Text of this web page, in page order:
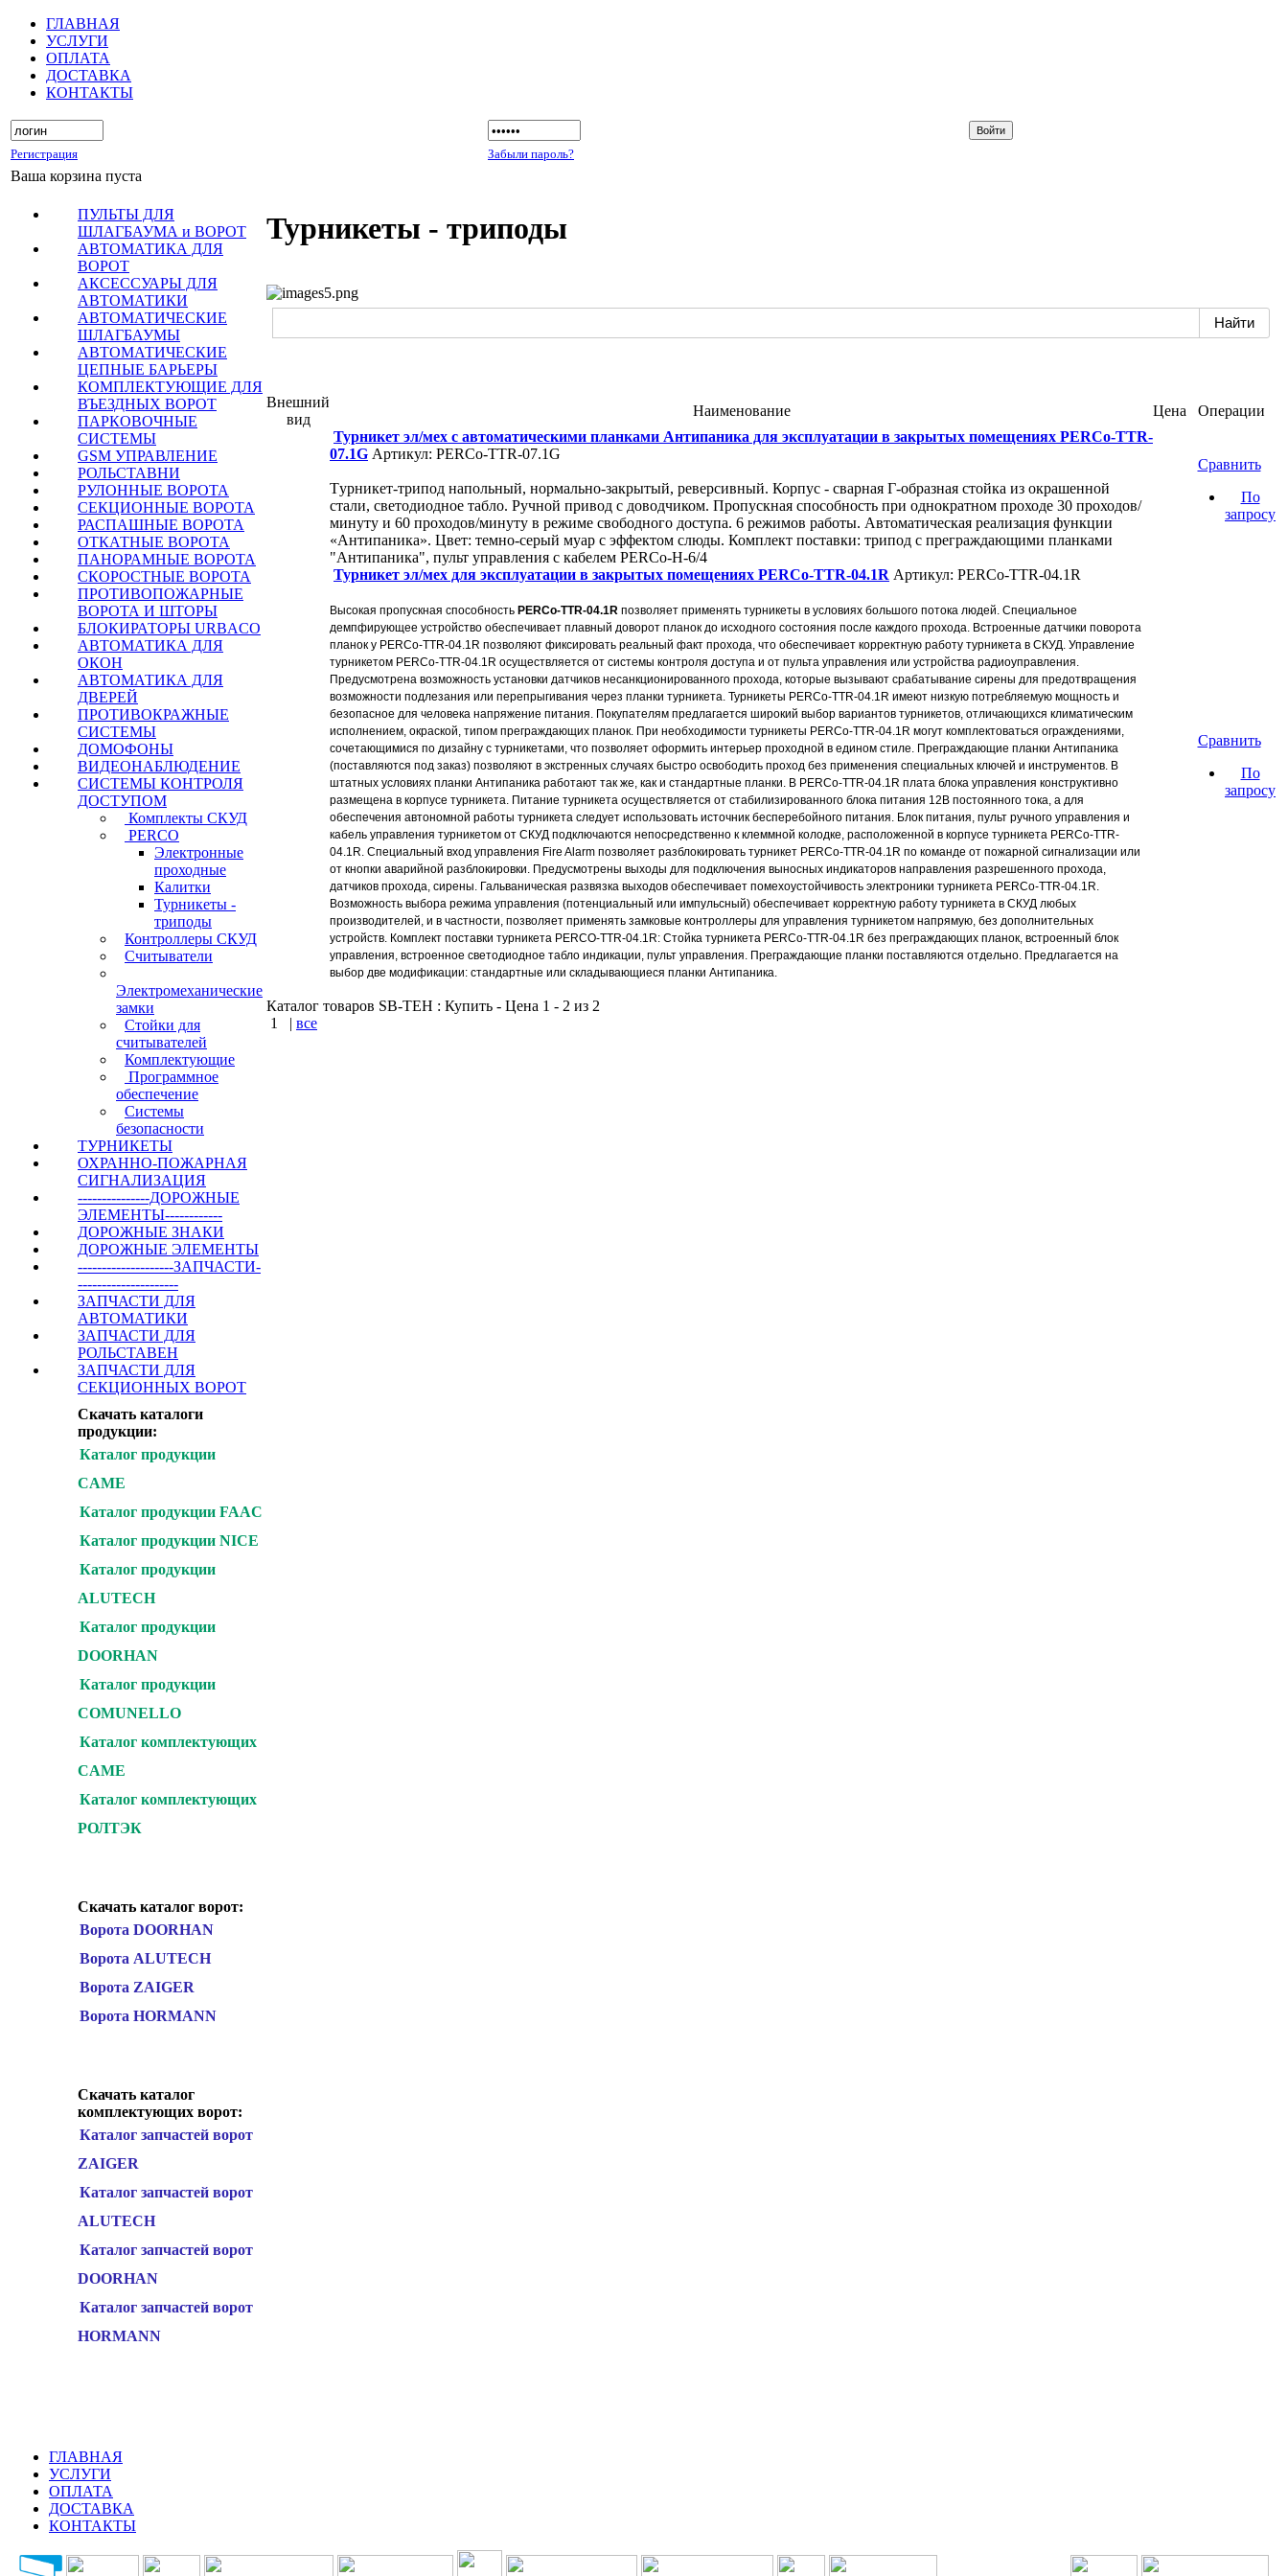
ГЛАВНАЯ
УСЛУГИ
ОПЛАТА
ДОСТАВКА
КОНТАКТЫ
Регистрация Забыли пароль?
Ваша корзина пуста
ПУЛЬТЫ ДЛЯ
ШЛАГБАУМА и ВОРОТ
АВТОМАТИКА ДЛЯ
ВОРОТ
АКСЕССУАРЫ ДЛЯ
АВТОМАТИКИ
АВТОМАТИЧЕСКИЕ
ШЛАГБАУМЫ
АВТОМАТИЧЕСКИЕ
ЦЕПНЫЕ БАРЬЕРЫ
КОМПЛЕКТУЮЩИЕ ДЛЯ
ВЪЕЗДНЫХ ВОРОТ
ПАРКОВОЧНЫЕ
СИСТЕМЫ
GSM УПРАВЛЕНИЕ
РОЛЬСТАВНИ
РУЛОННЫЕ ВОРОТА
СЕКЦИОННЫЕ ВОРОТА
РАСПАШНЫЕ ВОРОТА
ОТКАТНЫЕ ВОРОТА
ПАНОРАМНЫЕ ВОРОТА
СКОРОСТНЫЕ ВОРОТА
ПРОТИВОПОЖАРНЫЕ
ВОРОТА И ШТОРЫ
БЛОКИРАТОРЫ URBACO
АВТОМАТИКА ДЛЯ
ОКОН
АВТОМАТИКА ДЛЯ
ДВЕРЕЙ
ПРОТИВОКРАЖНЫЕ
СИСТЕМЫ
ДОМОФОНЫ
ВИДЕОНАБЛЮДЕНИЕ
СИСТЕМЫ КОНТРОЛЯ
ДОСТУПОМ
Комплекты СКУД
PERCO
Электронные
проходные
Калитки
Турникеты -
триподы
Контроллеры СКУД
Считыватели
Электромеханические
замки
Стойки для
считывателей
Комплектующие
Программное
обеспечение
Системы
безопасности
ТУРНИКЕТЫ
ОХРАННО-ПОЖАРНАЯ
СИГНАЛИЗАЦИЯ
---------------ДОРОЖНЫЕ
ЭЛЕМЕНТЫ------------
ДОРОЖНЫЕ ЗНАКИ
ДОРОЖНЫЕ ЭЛЕМЕНТЫ
--------------------ЗАПЧАСТИ-
---------------------
ЗАПЧАСТИ ДЛЯ
АВТОМАТИКИ
ЗАПЧАСТИ ДЛЯ
РОЛЬСТАВЕН
ЗАПЧАСТИ ДЛЯ
СЕКЦИОННЫХ ВОРОТ
Скачать каталоги
продукции:
Каталог продукции
CAME
Каталог продукции FAAC
Каталог продукции NICE
Каталог продукции
ALUTECH
Каталог продукции
DOORHAN
Каталог продукции
COMUNELLO
Каталог комплектующих
CAME
Каталог комплектующих
РОЛТЭК
Скачать каталог ворот:
Ворота DOORHAN
Ворота ALUTECH
Ворота ZAIGER
Ворота HORMANN
Скачать каталог
комплектующих ворот:
Каталог запчастей ворот
ZAIGER
Каталог запчастей ворот
ALUTECH
Каталог запчастей ворот
DOORHAN
Каталог запчастей ворот
HORMANN
Турникеты - триподы
Внешний
вид
Наименование Цена
Операции
Турникет эл/мех с автоматическими планками Антипаника для эксплуатации в закрытых помещениях PERCo-TTR-
07.1G Артикул: PERCo-TTR-07.1G
Tурникет-трипод напольный, нормально-закрытый, реверсивный. Корпус - сварная Г-образная стойка из окрашенной
стали, светодиодное табло. Ручной привод с доводчиком. Пропускная способность при однократном проходе 30 проходов/
минуту и 60 проходов/минуту в режиме свободного доступа. 6 режимов работы. Автоматическая реализация функции
«Антипаника». Цвет: темно-серый муар с эффектом слюды. Комплект поставки: трипод с преграждающими планками
"Антипаника", пульт управления с кабелем PERCo-H-6/4
Сравнить
По
запросу
Турникет эл/мех для эксплуатации в закрытых помещениях PERCo-TTR-04.1R Артикул: PERCo-TTR-04.1R
Высокая пропускная способность PERCo-TTR-04.1R позволяет применять турникеты в условиях большого потока людей. Специальное
демпфирующее устройство обеспечивает плавный доворот планок до исходного состояния после каждого прохода. Встроенные датчики поворота
планок у PERCo-TTR-04.1R позволяют фиксировать реальный факт прохода, что обеспечивает корректную работу турникета в СКУД. Управление
турникетом PERCo-TTR-04.1R осуществляется от системы контроля доступа и от пульта управления или устройства радиоуправления.
Предусмотрена возможность установки датчиков несанкционированного прохода, которые вызывают срабатывание сирены для предотвращения
возможности подлезания или перепрыгивания через планки турникета. Турникеты PERCo-TTR-04.1R имеют низкую потребляемую мощность и
безопасное для человека напряжение питания. Покупателям предлагается широкий выбор вариантов турникетов, отличающихся климатическим
исполнением, окраской, типом преграждающих планок. При необходимости турникеты PERCo-TTR-04.1R могут комплектоваться ограждениями,
сочетающимися по дизайну с турникетами, что позволяет оформить интерьер проходной в едином стиле. Преграждающие планки Антипаника
(поставляются под заказ) позволяют в экстренных случаях быстро освободить проход без применения специальных ключей и инструментов. В
штатных условиях планки Антипаника работают так же, как и стандартные планки. В PERCo-TTR-04.1R плата блока управления конструктивно
размещена в корпусе турникета. Питание турникета осуществляется от стабилизированного блока питания 12В постоянного тока, а для
обеспечения автономной работы турникета следует использовать источник бесперебойного питания. Блок питания, пульт ручного управления и
кабель управления турникетом от СКУД подключаются непосредственно к клеммной колодке, расположенной в корпусе турникета PERCo-TTR-
04.1R. Специальный вход управления Fire Alarm позволяет разблокировать турникет PERCo-TTR-04.1R по команде от пожарной сигнализации или
от кнопки аварийной разблокировки. Предусмотрены выходы для подключения выносных индикаторов направления разрешенного прохода,
датчиков прохода, сирены. Гальваническая развязка выходов обеспечивает помехоустойчивость электроники турникета PERCo-TTR-04.1R.
Возможность выбора режима управления (потенциальный или импульсный) обеспечивает корректную работу турникета в СКУД любых
производителей, и в частности, позволяет применять замковые контроллеры для управления турникетом напрямую, без дополнительных
устройств. Комплект поставки турникета PERCO-TTR-04.1R: Стойка турникета PERCo-TTR-04.1R без преграждающих планок, встроенный блок
управления, встроенное светодиодное табло индикации, пульт управления. Преграждающие планки поставляются отдельно. Предлагается на
выбор две модификации: стандартные или складывающиеся планки Антипаника.
Сравнить
По
запросу
Каталог товаров SB-TEH : Купить - Цена 1 - 2 из 2
1
| все
ГЛАВНАЯ
УСЛУГИ
ОПЛАТА
ДОСТАВКА
КОНТАКТЫ